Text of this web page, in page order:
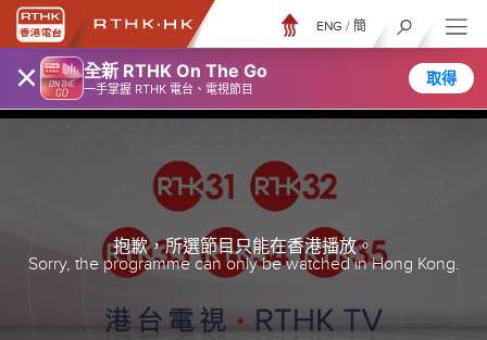
× 全新 RTHK On The Go
一手掌握 RTHK 電台、電視節目
取得
ENG / 簡
抱歉，所選節目只能在香港播放。
Sorry, the programme can only be watched in Hong Kong.